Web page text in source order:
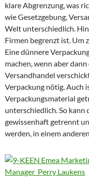
klare Abgrenzung, was
wie Gesetzgebung,
Welt unterschiedlich.
Firmen begrenzt ist. Um
Eine dünnere
machen, wenn aber
Versandhandel
Verpackung nötig. Auch
Verpackungsmaterial
unterschiedlich. So kann
gewissenhaft getrennt
werden, in einem